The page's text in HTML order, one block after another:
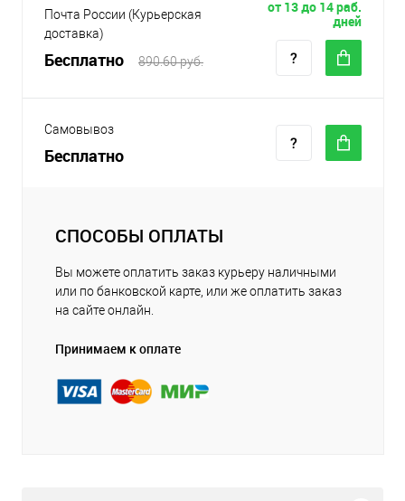
Почта России (Курьерская
доставка)
Бесплатно 890.60 руб.
от 13 до 14 раб.
дней
Самовывоз
Бесплатно
СПОСОБЫ ОПЛАТЫ
Вы можете оплатить заказ курьеру наличными
или по банковской карте, или же оплатить заказ
на сайте онлайн.
Принимаем к оплате